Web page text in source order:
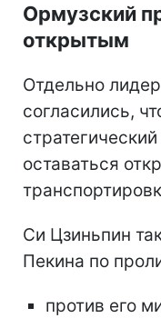
Ормузский
открытым
Отдельно
согласились,
оставаться
Си Цзиньпин
Пекина по
против его